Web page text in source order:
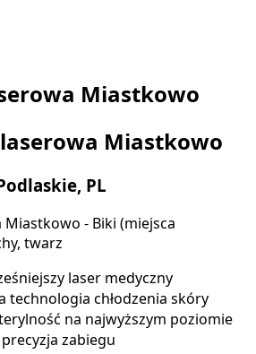
Miastkowo
Miastkowo
PL
- Biki (miejsca
twarz
laser medyczny
technologia chłodzenia skóry
na najwyższym poziomie
zabiegu